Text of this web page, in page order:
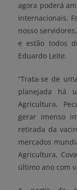
agora poderá
internacionais.
nosso
e estão todos
Eduardo Leite.
“Trata-se de
planejada há
Agricultura,
gerar imenso
retirada da
mercados
Agricultura,
último ano com